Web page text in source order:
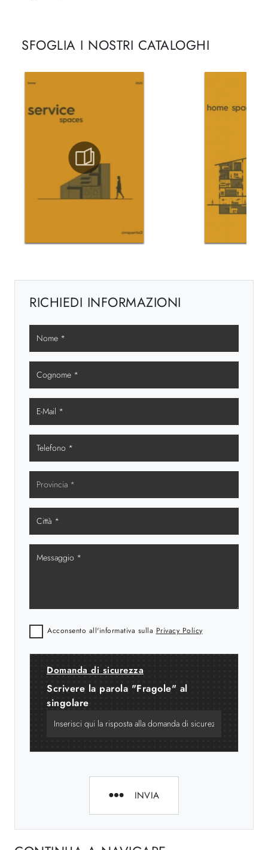
SFOGLIA I NOSTRI CATALOGHI
RICHIEDI INFORMAZIONI
Acconsento all'informativa sulla Privacy Policy
Domanda di sicurezza
Scrivere la parola "Fragole" al
singolare
INVIA